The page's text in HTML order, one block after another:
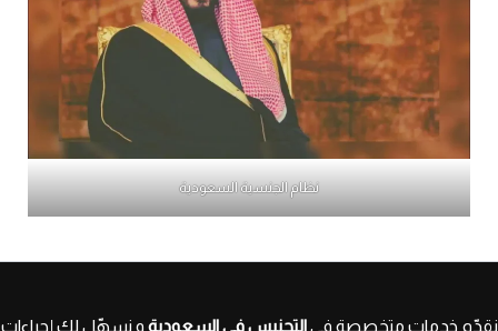
نظام الجنسية السعودية
نقدّم خدمات متخصصة فيالتجنيس في السعودية و نسهّل لك إجراءات